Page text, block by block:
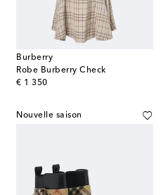
Burberry
Robe Burberry Check
€ 1 350
original price
Nouvelle saison